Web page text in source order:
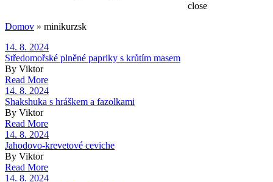
close
Domov » minikurzsk
14. 8. 2024
Středomořské plněné papriky s krůtím masem
By Viktor
Read More
14. 8. 2024
Shakshuka s hráškem a fazolkami
By Viktor
Read More
14. 8. 2024
Jahodovo-krevetové ceviche
By Viktor
Read More
14. 8. 2024